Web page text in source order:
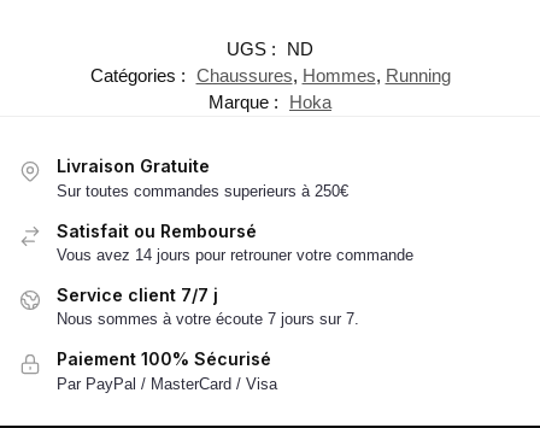
UGS :
ND
Catégories : Chaussures, Hommes, Running
Marque :
Hoka
Livraison Gratuite
Sur toutes commandes superieurs à 250€
Satisfait ou Remboursé
Vous avez 14 jours pour retrouner votre commande
Service client 7/7 j
Nous sommes à votre écoute 7 jours sur 7.
Paiement 100% Sécurisé
Par PayPal / MasterCard / Visa